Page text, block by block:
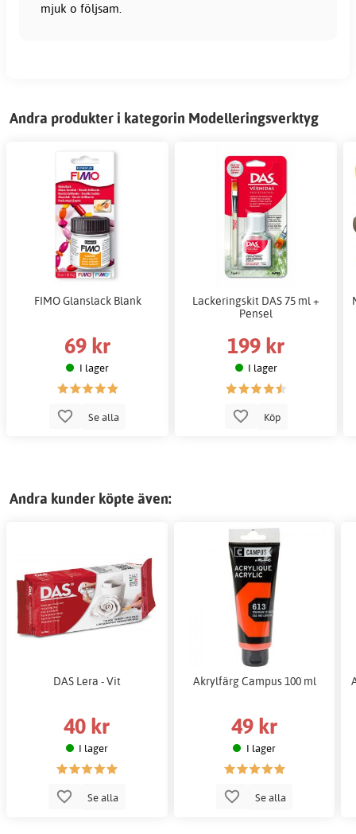
mjuk o följsam.
Andra produkter i kategorin Modelleringsverktyg
FIMO Glanslack Blank
69 kr
I lager
Se alla
Lackeringskit DAS 75 ml +
Pensel
199 kr
I lager
Köp
Andra kunder köpte även:
DAS Lera - Vit
40 kr
I lager
Se alla
Akrylfärg Campus 100 ml
49 kr
I lager
Se alla